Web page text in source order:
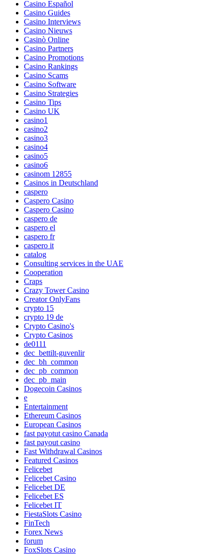
Casino Español
Casino Guides
Casino Interviews
Casino Nieuws
Casinò Online
Casino Partners
Casino Promotions
Casino Rankings
Casino Scams
Casino Software
Casino Strategies
Casino Tips
Casino UK
casino1
casino2
casino3
casino4
casino5
casino6
casinom 12855
Casinos in Deutschland
caspero
Caspero Casino
Caspero Casino
caspero de
caspero el
caspero fr
caspero it
catalog
Consulting services in the UAE
Cooperation
Craps
Crazy Tower Сasino
Creator OnlyFans
crypto 15
crypto 19 de
Crypto Casino's
Crypto Casinos
de0111
dec_bettilt-guvenlir
dec_bh_common
dec_pb_common
dec_pb_main
Dogecoin Casinos
e
Entertainment
Ethereum Casinos
European Casinos
fast payotut casino Canada
fast payout casino
Fast Withdrawal Casinos
Featured Casinos
Felicebet
Felicebet Casino
Felicebet DE
Felicebet ES
Felicebet IT
FiestaSlots Casino
FinTech
Forex News
forum
FoxSlots Casino